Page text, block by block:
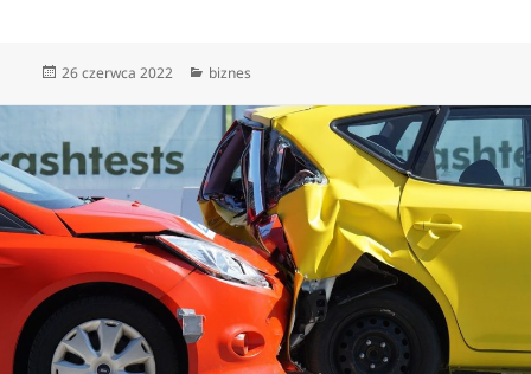
Data
26 czerwca 2022 Kategorie
biznes